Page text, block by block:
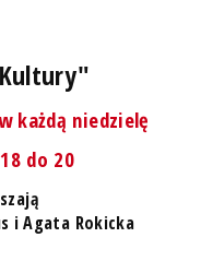
każdą niedzielę
do 20
i Agata Rokicka